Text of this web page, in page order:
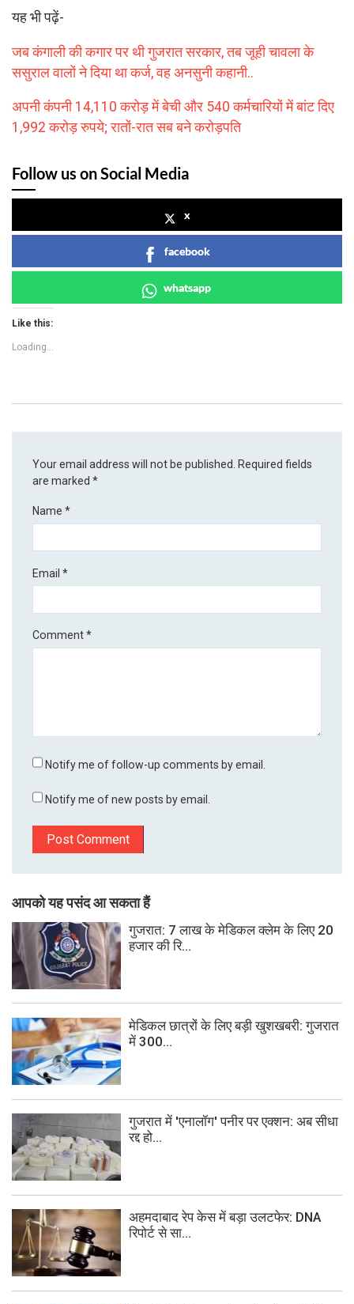
यह भी पढ़ें-
जब कंगाली की कगार पर थी गुजरात सरकार, तब जूही चावला के
ससुराल वालों ने दिया था कर्ज, वह अनसुनी कहानी..
अपनी कंपनी 14,110 करोड़ में बेची और 540 कर्मचारियों में बांट दिए
1,992 करोड़ रुपये; रातों-रात सब बने करोड़पति
Follow us on Social Media
x
facebook
whatsapp
Like this:
Loading...
Your email address will not be published.
Required fields
are marked*
Name*
Email*
Comment*
Notify me of follow-up comments by email.
Notify me of new posts by email.
आपको यह पसंद आ सकता हैं
गुजरात: 7 लाख के मेडिकल क्लेम के लिए 20
हजार की रि...
मेडिकल छात्रों के लिए बड़ी खुशखबरी: गुजरात
में 300...
गुजरात में 'एनालॉग' पनीर पर एक्शन: अब सीधा
रद्द हो...
अहमदाबाद रेप केस में बड़ा उलटफेर: DNA
रिपोर्ट से सा...